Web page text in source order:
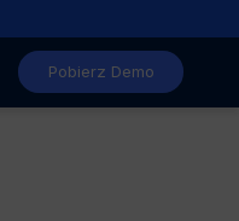
Pobierz Demo